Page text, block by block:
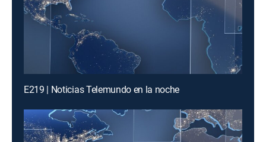
E219 | Noticias Telemundo en la noche